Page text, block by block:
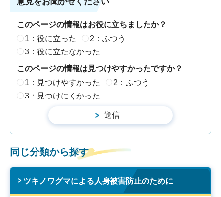
このページの情報はお役に立ちましたか？
1：役に立った
2：ふつう
3：役に立たなかった
このページの情報は見つけやすかったですか？
1：見つけやすかった
2：ふつう
3：見つけにくかった
同じ分類から探す
ツキノワグマによる人身被害防止のために